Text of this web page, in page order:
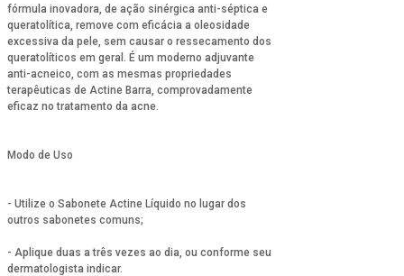
fórmula inovadora, de ação sinérgica anti-séptica e
queratolítica, remove com eficácia a oleosidade
excessiva da pele, sem causar o ressecamento dos
queratolíticos em geral. É um moderno adjuvante
anti-acneico, com as mesmas propriedades
terapêuticas de Actine Barra, comprovadamente
eficaz no tratamento da acne.
Modo de Uso
- Utilize o Sabonete Actine Líquido no lugar dos
outros sabonetes comuns;
- Aplique duas a três vezes ao dia, ou conforme seu
dermatologista indicar.